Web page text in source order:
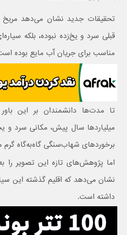
تحقیقات جدید نشان می‌دهد مریخ
قبلی سرد و یخ‌زده نبوده، بلکه
مناسب برای جریان آب مایع بوده
تا مدت‌ها دانشمندان بر این
میلیاردها سال پیش، مکانی سرد و
برخوردهای شهاب‌سنگی گاه‌به‌گاه
اما پژوهش‌های تازه این تصویر را
نشان می‌دهد که اقلیم گذشته این
داشته است.